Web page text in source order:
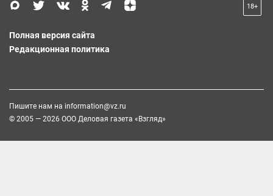
18+
Полная версия сайта
Редакционная политика
Пишите нам на information@vz.ru
© 2005 — 2026 ООО Деловая газета «Взгляд»